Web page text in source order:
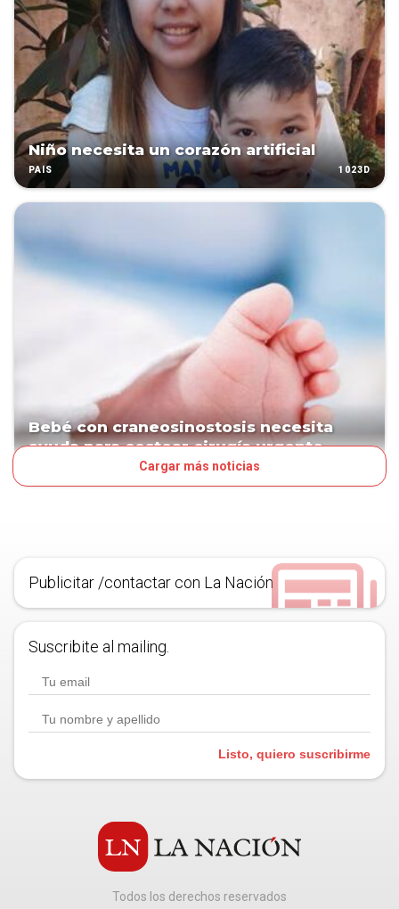
Niño necesita un corazón artificial
PAÍS 1023D
Bebé con craneosinostosis necesita
ayuda para costear cirugía urgente
Cargar más noticias
Publicitar /contactar con La Nación
Suscribite al mailing.
Listo, quiero suscribirme
Todos los derechos reservados